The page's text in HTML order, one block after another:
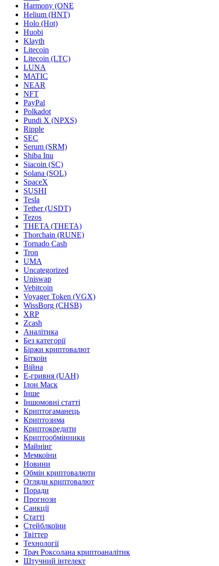
Harmony (ONE
Helium (HNT)
Holo (Hot)
Huobi
Klayth
Litecoin
Litecoin (LTC)
LUNA
MATIC
NEAR
NFT
PayPal
Polkadot
Pundi X (NPXS)
Ripple
SEC
Serum (SRM)
Shiba Inu
Siacoin (SC)
Solana (SOL)
SpaceX
SUSHI
Tesla
Tether (USDT)
Tezos
THETA (THETA)
Thorchain (RUNE)
Tornado Cash
Tron
UMA
Uncategorized
Uniswap
Vebitcoin
Voyager Token (VGX)
WissBorg (CHSB)
XRP
Zcash
Аналітика
Без категорії
Біржи криптовалют
Біткоін
Війна
Е-гривня (UAH)
Ілон Маск
Інше
Іншомовні статті
Криптогаманець
Криптозима
Криптокредити
Криптообмінники
Майнінг
Мемкоїни
Новини
Обмін криптовалюти
Огляди криптовалют
Поради
Прогнози
Санкції
Статті
Стейблкоїни
Твіттер
Технології
Трач Роксолана криптоаналітик
Штучний інтелект